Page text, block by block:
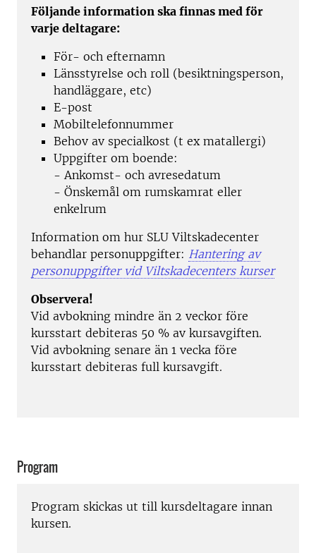
Följande information ska finnas med för
varje deltagare:
För- och efternamn
Länsstyrelse och roll (besiktningsperson,
handläggare, etc)
E-post
Mobiltelefonnummer
Behov av specialkost (t ex matallergi)
Uppgifter om boende:
- Ankomst- och avresedatum
- Önskemål om rumskamrat eller
enkelrum
Information om hur SLU Viltskadecenter
behandlar personuppgifter: Hantering av
personuppgifter vid Viltskadecenters kurser
Observera!
Vid avbokning mindre än 2 veckor före
kursstart debiteras 50 % av kursavgiften.
Vid avbokning senare än 1 vecka före
kursstart debiteras full kursavgift.
Program
Program skickas ut till kursdeltagare innan
kursen.